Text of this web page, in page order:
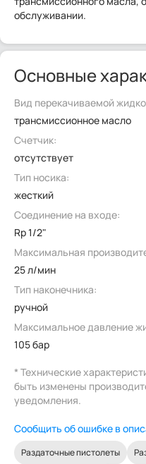
обслуживании.
Основные
Вид перекачиваемой
трансмиссионное масло
Счетчик:
отсутствует
Тип носика:
жесткий
Соединение на входе:
Rp 1/2"
Максимальная
25 л/мин
Тип наконечника:
ручной
Максимальное давление
105 бар
* Технические
быть изменены
уведомления.
Сообщить об ошибке в
Раздаточные пистолеты